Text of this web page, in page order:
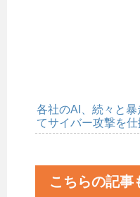
各社のAI、続々と
てサイバー攻撃を
こちらの記事